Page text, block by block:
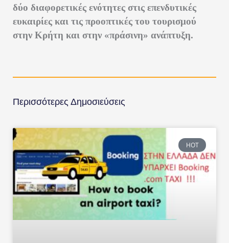
δύο διαφορετικές ενότητες στις επενδυτικές
ευκαιρίες και τις προοπτικές του τουρισμού
στην Κρήτη και στην «πράσινη» ανάπτυξη.
Περισσότερες Δημοσιεύσεις
HOT